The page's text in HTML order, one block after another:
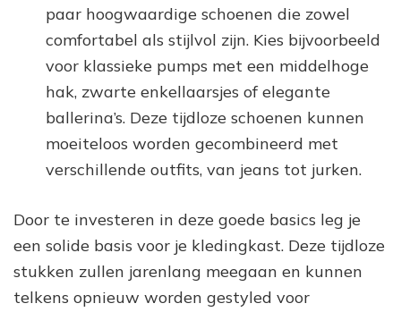
paar hoogwaardige schoenen die zowel
comfortabel als stijlvol zijn. Kies bijvoorbeeld
voor klassieke pumps met een middelhoge
hak, zwarte enkellaarsjes of elegante
ballerina’s. Deze tijdloze schoenen kunnen
moeiteloos worden gecombineerd met
verschillende outfits, van jeans tot jurken.
Door te investeren in deze goede basics leg je
een solide basis voor je kledingkast. Deze tijdloze
stukken zullen jarenlang meegaan en kunnen
telkens opnieuw worden gestyled voor